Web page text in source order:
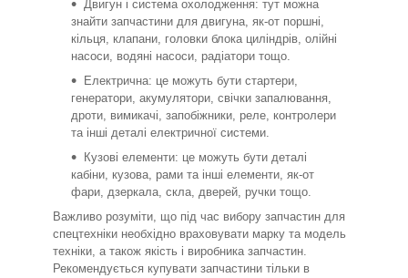
Двигун і система охолодження: тут можна
знайти запчастини для двигуна, як-от поршні,
кільця, клапани, головки блока циліндрів, олійні
насоси, водяні насоси, радіатори тощо.
Електрична: це можуть бути стартери,
генератори, акумулятори, свічки запалювання,
дроти, вимикачі, запобіжники, реле, контролери
та інші деталі електричної системи.
Кузові елементи: це можуть бути деталі
кабіни, кузова, рами та інші елементи, як-от
фари, дзеркала, скла, дверей, ручки тощо.
Важливо розуміти, що під час вибору запчастин для
спецтехніки необхідно враховувати марку та модель
техніки, а також якість і виробника запчастин.
Рекомендується купувати запчастини тільки в